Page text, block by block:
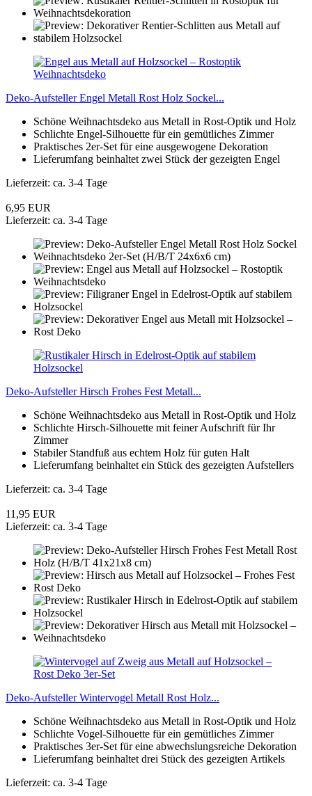
Deko-Aufsteller Engel Metall Rost Holz Sockel...
Schöne Weihnachtsdeko aus Metall in Rost-Optik und Holz
Schlichte Engel-Silhouette für ein gemütliches Zimmer
Praktisches 2er-Set für eine ausgewogene Dekoration
Lieferumfang beinhaltet zwei Stück der gezeigten Engel
Lieferzeit: ca. 3-4 Tage
6,95 EUR
Lieferzeit: ca. 3-4 Tage
Deko-Aufsteller Hirsch Frohes Fest Metall...
Schöne Weihnachtsdeko aus Metall in Rost-Optik und Holz
Schlichte Hirsch-Silhouette mit feiner Aufschrift für Ihr
Zimmer
Stabiler Standfuß aus echtem Holz für guten Halt
Lieferumfang beinhaltet ein Stück des gezeigten Aufstellers
Lieferzeit: ca. 3-4 Tage
11,95 EUR
Lieferzeit: ca. 3-4 Tage
Deko-Aufsteller Wintervogel Metall Rost Holz...
Schöne Weihnachtsdeko aus Metall in Rost-Optik und Holz
Schlichte Vogel-Silhouette für ein gemütliches Zimmer
Praktisches 3er-Set für eine abwechslungsreiche Dekoration
Lieferumfang beinhaltet drei Stück des gezeigten Artikels
Lieferzeit: ca. 3-4 Tage